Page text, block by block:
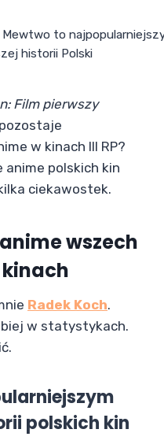
to
historii Polski
Film pierwszy
w kinach III RP?
polskich kin
ciekawostek.
wszech
Radek Koch.
w statystykach.
polskich kin